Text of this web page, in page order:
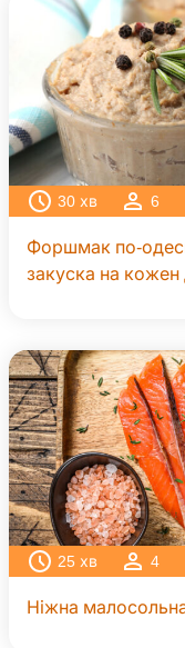
30 хв 6
Форшмак по-
закуска на кожен
25 хв 4
Ніжна